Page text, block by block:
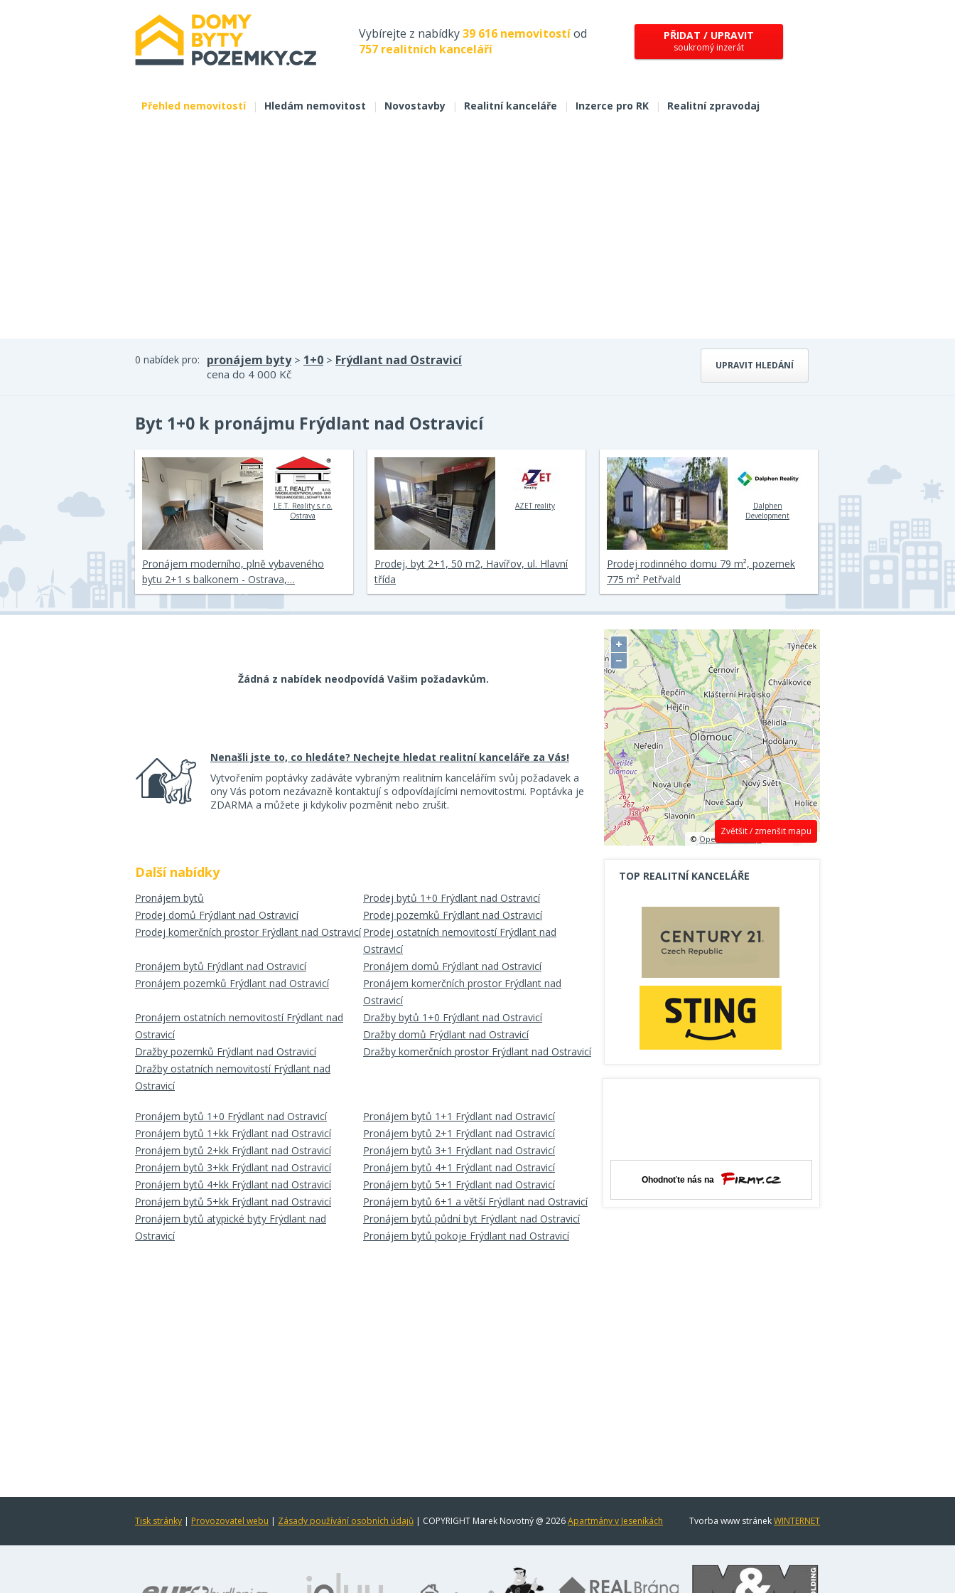
Vybírejte z nabídky39 616 nemovitostíod
757 realitních kanceláří
PŘIDAT / UPRAVIT
soukromý inzerát
Přehled nemovitostí | Hledám nemovitost | Novostavby | Realitní kanceláře | Inzerce pro RK | Realitní zpravodaj
UPRAVIT HLEDÁNÍ
0 nabídek pro: pronájem byty> 1+0 > Frýdlant nad Ostravicí
cena do 4 000 Kč
Byt 1+0 k pronájmu Frýdlant nad Ostravicí
I.E.T. Reality s.r.o.
Ostrava
Pronájem moderního, plně vybaveného
bytu 2+1 s balkonem - Ostrava,…
AZET reality
Prodej, byt 2+1, 50 m2, Havířov, ul. Hlavní
třída
Dalphen
Development
Prodej rodinného domu 79 m², pozemek
775 m² Petřvald
Žádná z nabídek neodpovídá Vašim požadavkům.
Nenašli jste to, co hledáte? Nechejte hledat realitní kanceláře za Vás!
Vytvořením poptávky zadáváte vybraným realitním kancelářím svůj požadavek a
ony Vás potom nezávazně kontaktují s odpovídajícími nemovitostmi. Poptávka je
ZDARMA a můžete ji kdykoliv pozměnit nebo zrušit.
Další nabídky
Pronájem bytů
Prodej bytů 1+0 Frýdlant nad Ostravicí
Prodej domů Frýdlant nad Ostravicí
Prodej pozemků Frýdlant nad Ostravicí
Prodej komerčních prostor Frýdlant nad Ostravicí Prodej ostatních nemovitostí Frýdlant nad
Ostravicí
Pronájem bytů Frýdlant nad Ostravicí
Pronájem domů Frýdlant nad Ostravicí
Pronájem pozemků Frýdlant nad Ostravicí
Pronájem komerčních prostor Frýdlant nad
Ostravicí
Pronájem ostatních nemovitostí Frýdlant nad
Ostravicí
Dražby bytů 1+0 Frýdlant nad Ostravicí
Dražby domů Frýdlant nad Ostravicí
Dražby pozemků Frýdlant nad Ostravicí
Dražby komerčních prostor Frýdlant nad Ostravicí
Dražby ostatních nemovitostí Frýdlant nad
Ostravicí
Pronájem bytů 1+0 Frýdlant nad Ostravicí
Pronájem bytů 1+1 Frýdlant nad Ostravicí
Pronájem bytů 1+kk Frýdlant nad Ostravicí
Pronájem bytů 2+1 Frýdlant nad Ostravicí
Pronájem bytů 2+kk Frýdlant nad Ostravicí
Pronájem bytů 3+1 Frýdlant nad Ostravicí
Pronájem bytů 3+kk Frýdlant nad Ostravicí
Pronájem bytů 4+1 Frýdlant nad Ostravicí
Pronájem bytů 4+kk Frýdlant nad Ostravicí
Pronájem bytů 5+1 Frýdlant nad Ostravicí
Pronájem bytů 5+kk Frýdlant nad Ostravicí
Pronájem bytů 6+1 a větší Frýdlant nad Ostravicí
Pronájem bytů atypické byty Frýdlant nad
Ostravicí
Pronájem bytů půdní byt Frýdlant nad Ostravicí
Pronájem bytů pokoje Frýdlant nad Ostravicí
Zvětšit / zmenšit mapu
+
−
©OpenStreetMap contributors.
TOP REALITNÍ KANCELÁŘE
Tisk stránky | Provozovatel webu | Zásady používání osobních údajů | COPYRIGHT Marek Novotný @ 2026Apartmány v Jeseníkách Tvorba www stránekWINTERNET